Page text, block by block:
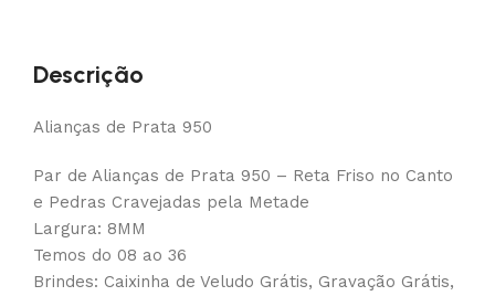
Descrição
Alianças de Prata 950
Par de Alianças de Prata 950 – Reta Friso no Canto
e Pedras Cravejadas pela Metade
Largura: 8MM
Temos do 08 ao 36
Brindes: Caixinha de Veludo Grátis, Gravação Grátis,